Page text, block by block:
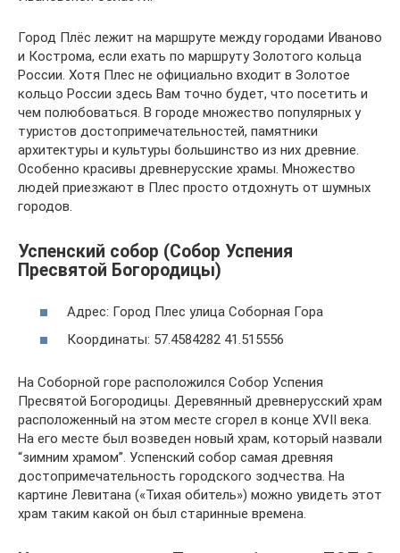
Город Плёс лежит на маршруте между городами Иваново
и Кострома, если ехать по маршруту Золотого кольца
России. Хотя Плес не официально входит в Золотое
кольцо России здесь Вам точно будет, что посетить и
чем полюбоваться. В городе множество популярных у
туристов достопримечательностей, памятники
архитектуры и культуры большинство из них древние.
Особенно красивы древнерусские храмы. Множество
людей приезжают в Плес просто отдохнуть от шумных
городов.
Успенский собор (Собор Успения
Пресвятой Богородицы)
Адрес: Город Плес улица Соборная Гора
Координаты: 57.4584282 41.515556
На Соборной горе расположился Собор Успения
Пресвятой Богородицы. Деревянный древнерусский храм
расположенный на этом месте сгорел в конце XVII века.
На его месте был возведен новый храм, который назвали
“зимним храмом”. Успенский собор самая древняя
достопримечательность городского зодчества. На
картине Левитана («Тихая обитель») можно увидеть этот
храм таким какой он был старинные времена.